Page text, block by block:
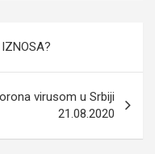
virusom u Srbiji
21.08.2020